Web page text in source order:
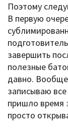
Поэтому
В первую
завершить
полезные
давно. Вообще
записываю
пришло время
просто